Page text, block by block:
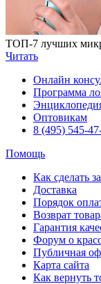
ТОП-7 лучших
Читать
Онлайн
Программа
Оптовикам
8 (495) 545-
Помощь
Как сделать
Доставка
Порядок
Возврат
Гарантия
Форум о
Публичная
Карта сайта
Как вернуть